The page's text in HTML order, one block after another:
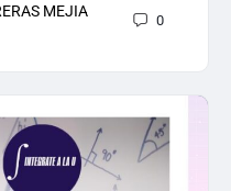
MEJIA
0